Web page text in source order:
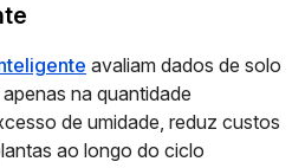
avaliam dados de solo
na quantidade
de umidade, reduz custos
ao longo do ciclo